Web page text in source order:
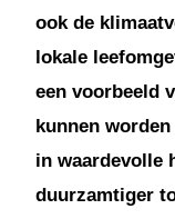
ook de
lokale
een voorbeeld
kunnen
in waardevolle
duurzamtiger